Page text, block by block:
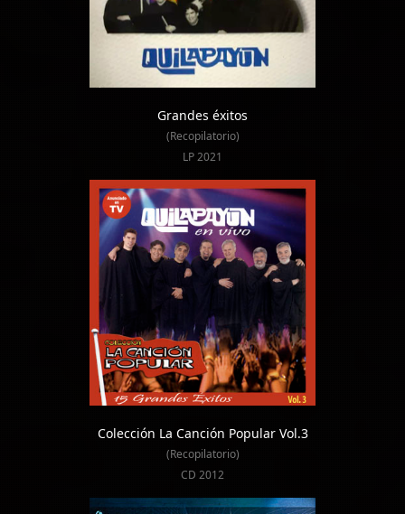
Grandes éxitos
(Recopilatorio)
LP 2021
Colección La Canción Popular Vol.3
(Recopilatorio)
CD 2012